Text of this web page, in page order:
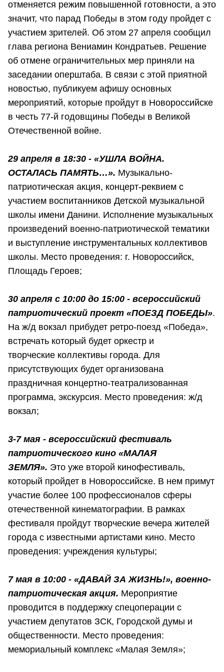
отменяется режим повышенной готовности, а это
значит, что парад Победы в этом году пройдет с
участием зрителей. Об этом 27 апреля сообщил
глава региона Вениамин Кондратьев. Решение
об отмене ограничительных мер приняли на
заседании оперштаба. В связи с этой приятной
новостью, публикуем афишу основных
мероприятий, которые пройдут в Новороссийске
в честь 77-й годовщины Победы в Великой
Отечественной войне.
29 апреля в 18:30 - «УШЛА ВОЙНА.
ОСТАЛАСЬ ПАМЯТЬ…». Музыкально-
патриотическая акция, концерт-реквием с
участием воспитанников Детской музыкальной
школы имени Данини. Исполнение музыкальных
произведений военно-патриотической тематики
и выступление инструментальных коллективов
школы. Место проведения: г. Новороссийск,
Площадь Героев;
30 апреля с 10:00 до 15:00 - всероссийский
патриотический проект «ПОЕЗД ПОБЕДЫ».
На ж/д вокзал прибудет ретро-поезд «Победа»,
встречать который будет оркестр и
творческие коллективы города. Для
присутствующих будет организована
праздничная концертно-театрализованная
программа, экскурсия. Место проведения: ж/д
вокзал;
3-7 мая - всероссийский фестиваль
патриотического кино «МАЛАЯ
ЗЕМЛЯ». Это уже второй кинофестиваль,
который пройдет в Новороссийске. В нем примут
участие более 100 профессионалов сферы
отечественной кинематографии. В рамках
фестиваля пройдут творческие вечера жителей
города с известными артистами кино. Место
проведения: учреждения культуры;
7 мая в 10:00 - «ДАВАЙ ЗА ЖИЗНЬ!», военно-
патриотическая акция. Мероприятие
проводится в поддержку спецоперации с
участием депутатов ЗСК, Городской думы и
общественности. Место проведения:
мемориальный комплекс «Малая Земля»;